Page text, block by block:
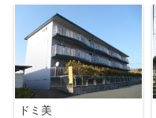
ドミ美